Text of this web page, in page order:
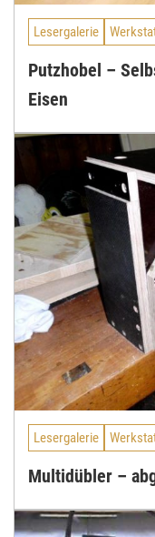
Lesergalerie
Putzhobel –
Eisen
Lesergalerie
Multidübler –